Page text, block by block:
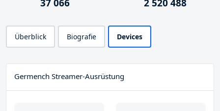
37 066 2 520 488
Überblick Biografie Devices
Germench Streamer-Ausrüstung